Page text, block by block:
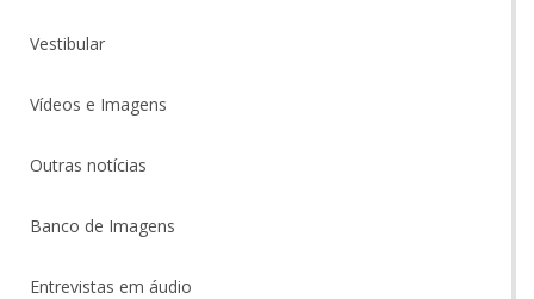
Vestibular
Vídeos e Imagens
Outras notícias
Banco de Imagens
Entrevistas em áudio